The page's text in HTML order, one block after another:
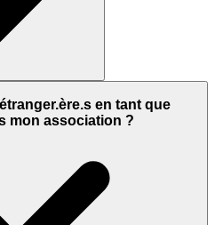
en tant que
mon association ?